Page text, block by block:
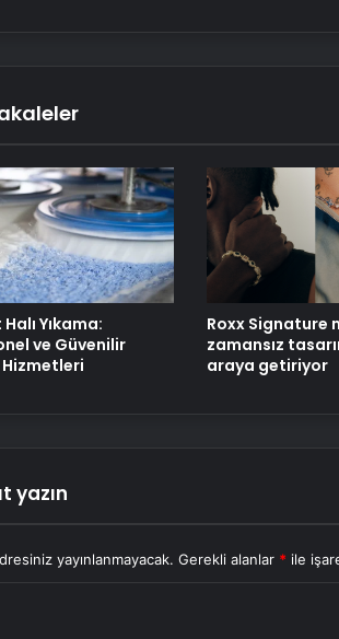
Yıkama:
ve Güvenilir
Roxx Signature
zamansız
araya getiriyor
yazın
yayınlanmayacak. Gerekli alanlar * ile